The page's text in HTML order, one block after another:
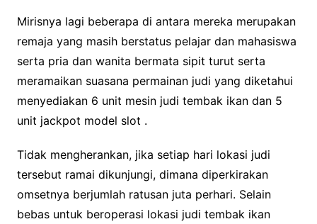
Mirisnya lagi beberapa di antara mereka merupakan
remaja yang masih berstatus pelajar dan mahasiswa
serta pria dan wanita bermata sipit turut serta
meramaikan suasana permainan judi yang diketahui
menyediakan 6 unit mesin judi tembak ikan dan 5
unit jackpot model slot .
Tidak mengherankan, jika setiap hari lokasi judi
tersebut ramai dikunjungi, dimana diperkirakan
omsetnya berjumlah ratusan juta perhari. Selain
bebas untuk beroperasi lokasi judi tembak ikan